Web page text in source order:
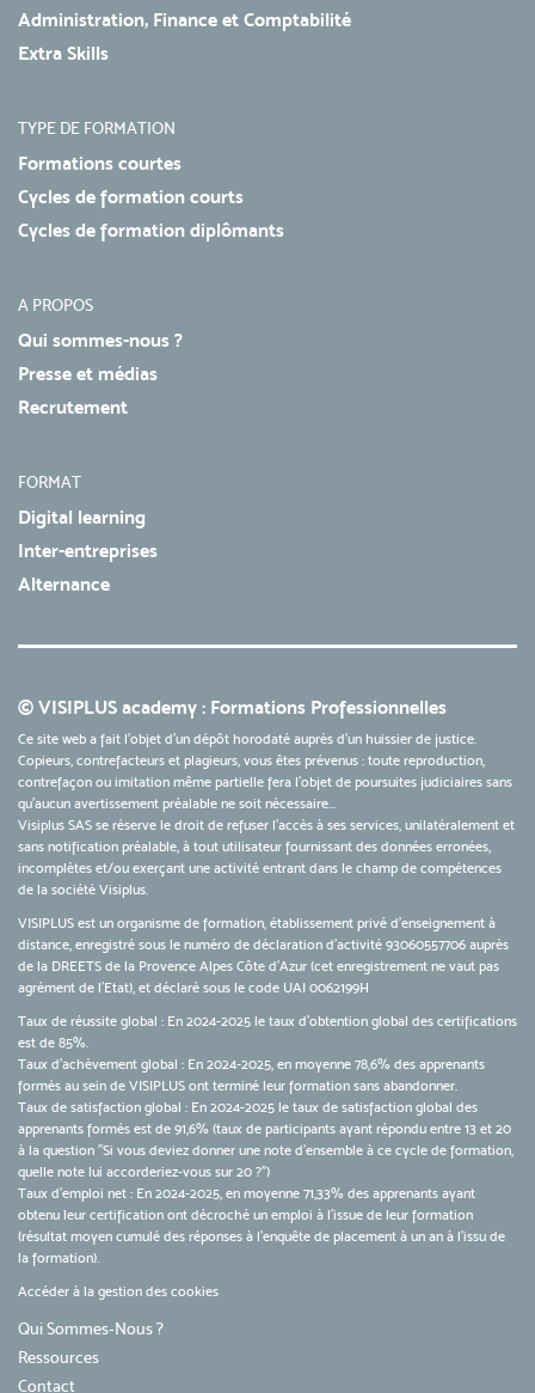
Administration, Finance et Comptabilité
Extra Skills
TYPE DE FORMATION
Formations courtes
Cycles de formation courts
Cycles de formation diplômants
A PROPOS
Qui sommes-nous ?
Presse et médias
Recrutement
FORMAT
Digital learning
Inter-entreprises
Alternance
© VISIPLUS academy : Formations Professionnelles
Ce site web a fait l'objet d'un dépôt horodaté auprès d'un huissier de justice.
Copieurs, contrefacteurs et plagieurs, vous êtes prévenus : toute reproduction,
contrefaçon ou imitation même partielle fera l'objet de poursuites judiciaires sans
qu’aucun avertissement préalable ne soit nécessaire...
Visiplus SAS se réserve le droit de refuser l'accès à ses services, unilatéralement et
sans notification préalable, à tout utilisateur fournissant des données erronées,
incomplètes et/ou exerçant une activité entrant dans le champ de compétences
de la société Visiplus.
VISIPLUS est un organisme de formation, établissement privé d’enseignement à
distance, enregistré sous le numéro de déclaration d’activité 93060557706 auprès
de la DREETS de la Provence Alpes Côte d’Azur (cet enregistrement ne vaut pas
agrément de l’Etat), et déclaré sous le code UAI 0062199H
Taux de réussite global : En 2024-2025 le taux d'obtention global des certifications
est de 85%.
Taux d’achèvement global : En 2024-2025, en moyenne 78,6% des apprenants
formés au sein de VISIPLUS ont terminé leur formation sans abandonner.
Taux de satisfaction global : En 2024-2025 le taux de satisfaction global des
apprenants formés est de 91,6% (taux de participants ayant répondu entre 13 et 20
à la question "Si vous deviez donner une note d’ensemble à ce cycle de formation,
quelle note lui accorderiez-vous sur 20 ?")
Taux d’emploi net : En 2024-2025, en moyenne 71,33% des apprenants ayant
obtenu leur certification ont décroché un emploi à l'issue de leur formation
(résultat moyen cumulé des réponses à l'enquête de placement à un an à l'issu de
la formation).
Accéder à la gestion des cookies
Qui Sommes-Nous ?
Ressources
Contact